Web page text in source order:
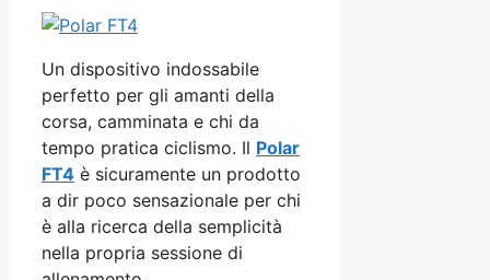
Un dispositivo indossabile
perfetto per gli amanti della
corsa, camminata e chi da
tempo pratica ciclismo. Il Polar
FT4 è sicuramente un prodotto
a dir poco sensazionale per chi
è alla ricerca della semplicità
nella propria sessione di